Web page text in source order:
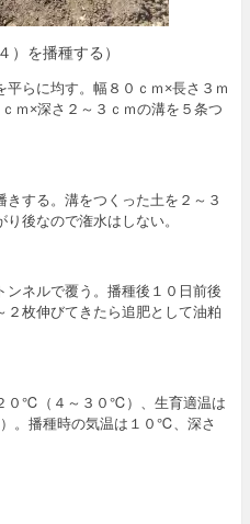
）を播種する）
らに均す。幅８０ｃｍ×長さ３ｍ
ｍ×深さ２～３ｃｍの溝を５条つ
する。溝をつくった土を２～３
後なので潅水はしない。
ネルで覆う。播種後１０日前後
枚伸びてきたら追肥として油粕
０℃（４～３０℃）、生育適温は
播種時の気温は１０℃、深さ